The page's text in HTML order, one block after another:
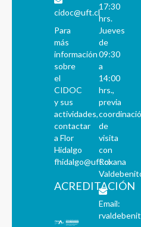
cidoc@uft.cl
Para
más
información
sobre
el
CIDOC
y sus
actividades,
contactar
a Flor
Hidalgo
fhidalgo@uft.cl
ACREDITACIÓN
17:30
hrs.
Jueves
de
09:30
a
14:00
hrs.,
previa
de
visita
con
Roxana
Email: